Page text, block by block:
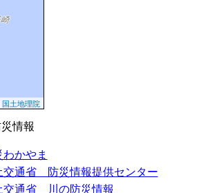
国土地理院
情報
わかやま
交通省 防災情報提供センター
交通省 川の防災情報